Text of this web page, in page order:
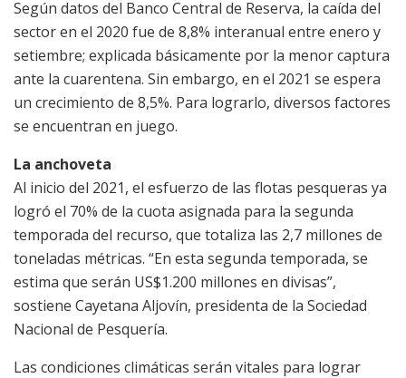
Según datos del Banco Central de Reserva, la caída del
sector en el 2020 fue de 8,8% interanual entre enero y
setiembre; explicada básicamente por la menor captura
ante la cuarentena. Sin embargo, en el 2021 se espera
un crecimiento de 8,5%. Para lograrlo, diversos factores
se encuentran en juego.
La anchoveta
Al inicio del 2021, el esfuerzo de las flotas pesqueras ya
logró el 70% de la cuota asignada para la segunda
temporada del recurso, que totaliza las 2,7 millones de
toneladas métricas. “En esta segunda temporada, se
estima que serán US$1.200 millones en divisas”,
sostiene Cayetana Aljovín, presidenta de la Sociedad
Nacional de Pesquería.
Las condiciones climáticas serán vitales para lograr